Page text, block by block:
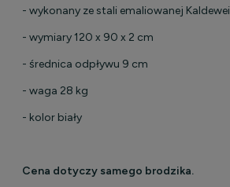
- wykonany ze stali emaliowanej Kaldewei
- wymiary 120 x 90 x 2 cm
- średnica odpływu 9 cm
- waga 28 kg
- kolor biały
Cena dotyczy samego brodzika.